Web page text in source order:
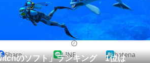
スマホ・携帯電話
ファッション
家電
のソフト」ランキング 1位は
Share LINE hatena